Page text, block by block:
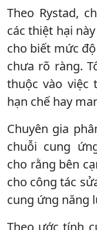
Theo Rystad,
các thiệt hại
cho biết mức
chưa rõ ràng.
thuộc vào việc
hạn chế hay
Chuyên gia
chuỗi cung
cho rằng bên
cho công tác
cung ứng năng
Theo ước tính